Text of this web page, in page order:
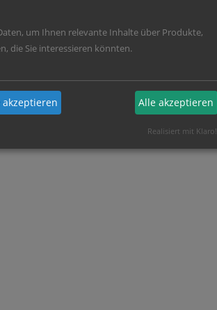
um Ihnen relevante Inhalte über Produkte,
die Sie interessieren könnten.
Alle akzeptieren
Realisiert mit Klaro!